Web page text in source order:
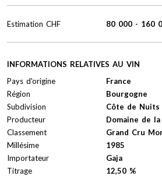
INFORMATIONS RELATIVES AU VIN
Pays d'origine
France
Région
Bourgogne
Subdivision
Côte de Nuits
Producteur
Domaine de
Classement
Grand Cru
Millésime
1985
Importateur
Gaja
Titrage
12,50 %
Estimation CHF 80 000 - 160